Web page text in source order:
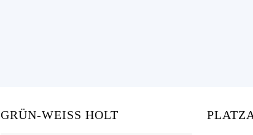
GRÜN-WEISS HOLT